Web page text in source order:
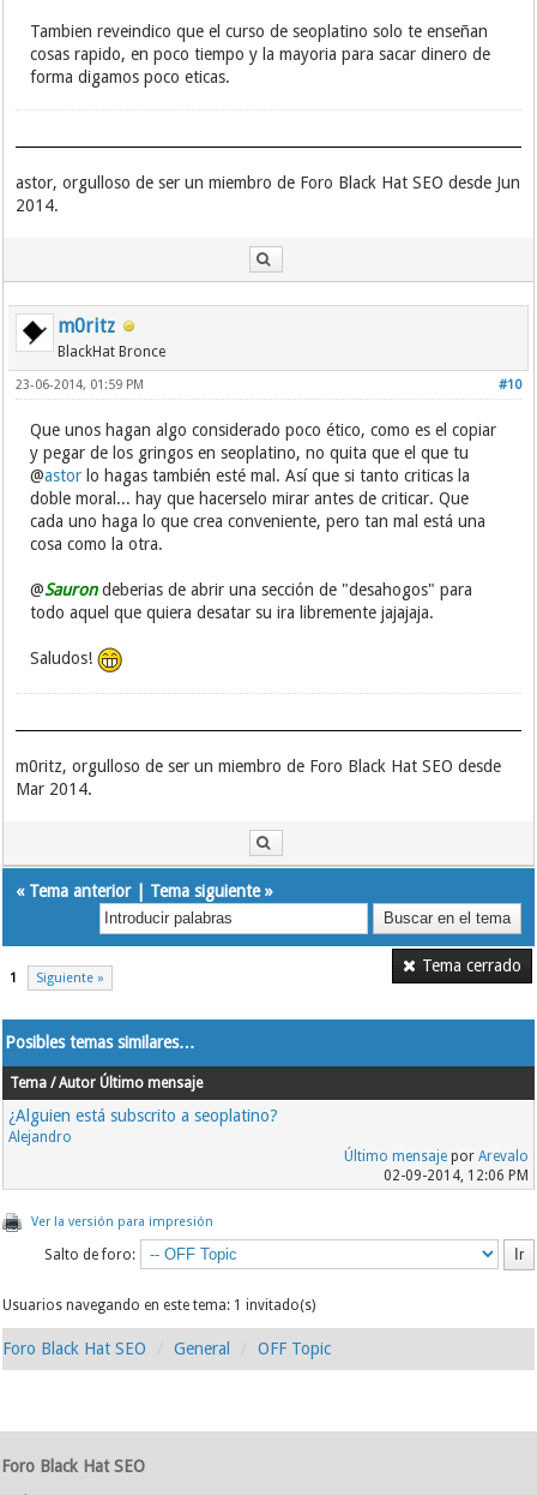
Tambien reveindico que el curso de seoplatino solo te enseñan
cosas rapido, en poco tiempo y la mayoria para sacar dinero de
forma digamos poco eticas.
astor, orgulloso de ser un miembro de Foro Black Hat SEO desde Jun
2014.
m0ritz
BlackHat Bronce
#10
23-06-2014, 01:59 PM
Que unos hagan algo considerado poco ético, como es el copiar
y pegar de los gringos en seoplatino, no quita que el que tu
@astor lo hagas también esté mal. Así que si tanto criticas la
doble moral... hay que hacerselo mirar antes de criticar. Que
cada uno haga lo que crea conveniente, pero tan mal está una
cosa como la otra.
@Saurondeberias de abrir una sección de "desahogos" para
todo aquel que quiera desatar su ira libremente jajajaja.
Saludos!
m0ritz, orgulloso de ser un miembro de Foro Black Hat SEO desde
Mar 2014.
« Tema anterior| Tema siguiente»
1 Siguiente »
Tema cerrado
Posibles temas similares…
Tema / Autor Último mensaje
¿Alguien está subscrito a seoplatino?
Alejandro
Último mensajepor Arevalo
02-09-2014, 12:06 PM
Ver la versión para impresión
Salto de foro:
Usuarios navegando en este tema: 1 invitado(s)
Foro Black Hat SEO General OFF Topic
Foro Black Hat SEO